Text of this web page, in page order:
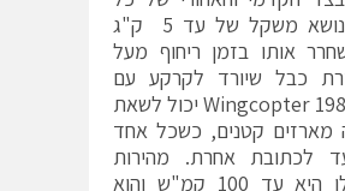
כנף. הוא נושא משקל של עד 5 ק"ג
אותו בזמן ריחוף מעל
כבל שיורד לקרקע עם
המארז. ה Wingcopter 198 יכול לשאת
מארזים קטנים, כשכל אחד
לכתובת אחרת. מהירות
הטיסה שלו היא עד 100 קמ"ש והוא